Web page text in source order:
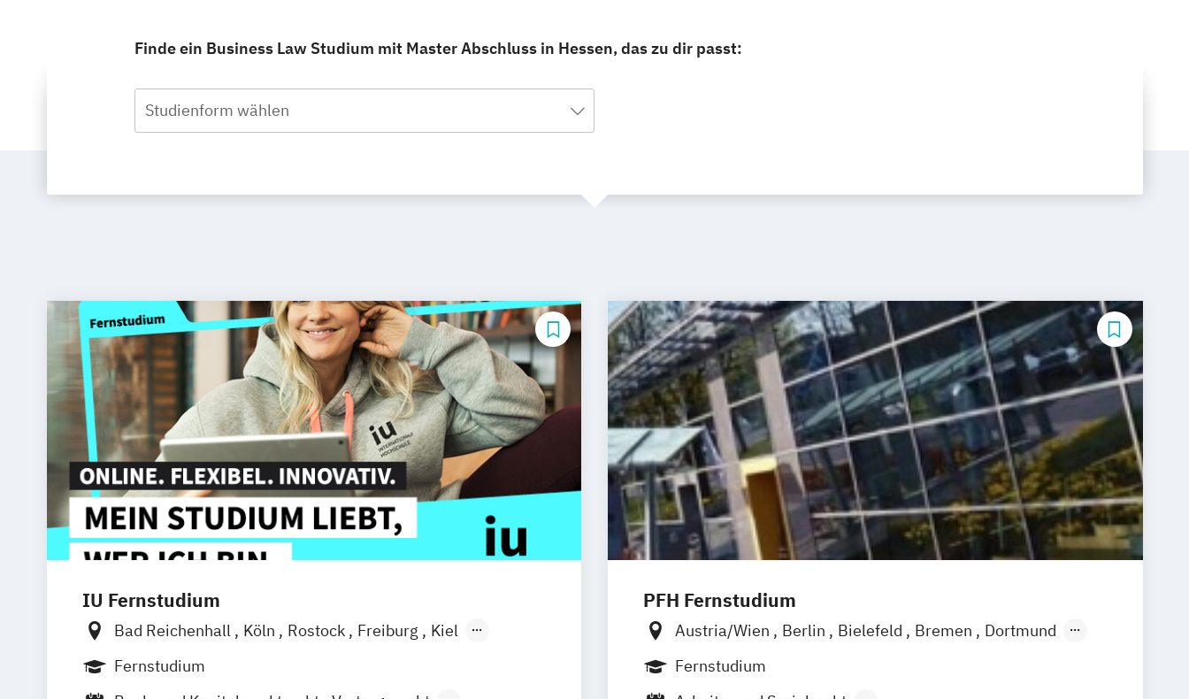
Finde ein Business Law Studium mit Master Abschluss in Hessen, das zu dir passt:
Studienform wählen
IU Fernstudium
Bad Reichenhall Köln Rostock Freiburg
Kiel
Frankfurt am Main
Fernstudium
PFH Fernstudium
Austria/Wien Berlin Bielefeld Bremen
Dortmund
Düsseldorf/Ratingen
Fernstudium